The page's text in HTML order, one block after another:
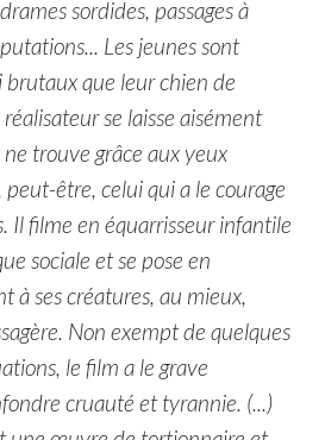
sordides, passages à
Les jeunes sont
brutaux que leur chien de
se laisse aisément
trouve grâce aux yeux
être, celui qui a le courage
Il filme en équarrisseur infantile
sociale et se pose en
à ses créatures, au mieux,
Non exempt de quelques
le film a le grave
cruauté et tyrannie. (...)